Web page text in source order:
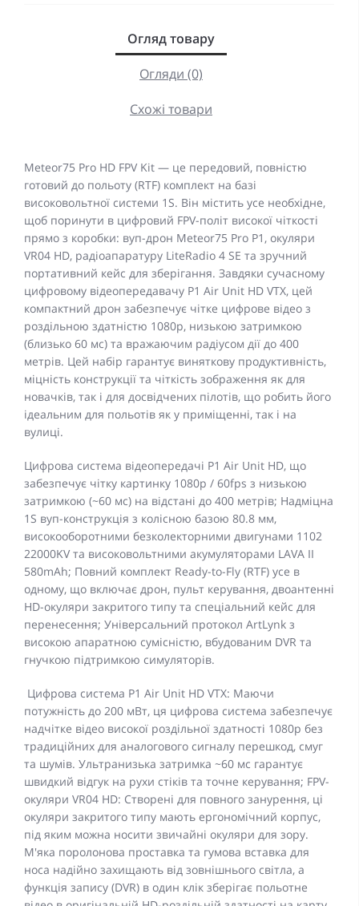
Огляд товару
Огляди (0)
Схожі товари
Meteor75 Pro HD FPV Kit — це передовий, повністю
готовий до польоту (RTF) комплект на базі
високовольтної системи 1S. Він містить усе необхідне,
щоб поринути в цифровий FPV-політ високої чіткості
прямо з коробки: вуп-дрон Meteor75 Pro P1, окуляри
VR04 HD, радіоапаратуру LiteRadio 4 SE та зручний
портативний кейс для зберігання. Завдяки сучасному
цифровому відеопередавачу P1 Air Unit HD VTX, цей
компактний дрон забезпечує чітке цифрове відео з
роздільною здатністю 1080p, низькою затримкою
(близько 60 мс) та вражаючим радіусом дії до 400
метрів. Цей набір гарантує виняткову продуктивність,
міцність конструкції та чіткість зображення як для
новачків, так і для досвідчених пілотів, що робить його
ідеальним для польотів як у приміщенні, так і на
вулиці.
Цифрова система відеопередачі P1 Air Unit HD, що
забезпечує чітку картинку 1080p / 60fps з низькою
затримкою (~60 мс) на відстані до 400 метрів; Надміцна
1S вуп-конструкція з колісною базою 80.8 мм,
високооборотними безколекторними двигунами 1102
22000KV та високовольтними акумуляторами LAVA II
580mAh; Повний комплект Ready-to-Fly (RTF) усе в
одному, що включає дрон, пульт керування, двоантенні
HD-окуляри закритого типу та спеціальний кейс для
перенесення; Універсальний протокол ArtLynk з
високою апаратною сумісністю, вбудованим DVR та
гнучкою підтримкою симуляторів.
Цифрова система P1 Air Unit HD VTX: Маючи
потужність до 200 мВт, ця цифрова система забезпечує
надчітке відео високої роздільної здатності 1080p без
традиційних для аналогового сигналу перешкод, смуг
та шумів. Ультранизька затримка ~60 мс гарантує
швидкий відгук на рухи стіків та точне керування; FPV-
окуляри VR04 HD: Створені для повного занурення, ці
окуляри закритого типу мають ергономічний корпус,
під яким можна носити звичайні окуляри для зору.
М'яка поролонова проставка та гумова вставка для
носа надійно захищають від зовнішнього світла, а
функція запису (DVR) в один клік зберігає польотне